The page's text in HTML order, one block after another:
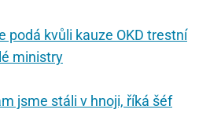
podá kvůli kauze OKD trestní
ministry
jsme stáli v hnoji, říká šéf